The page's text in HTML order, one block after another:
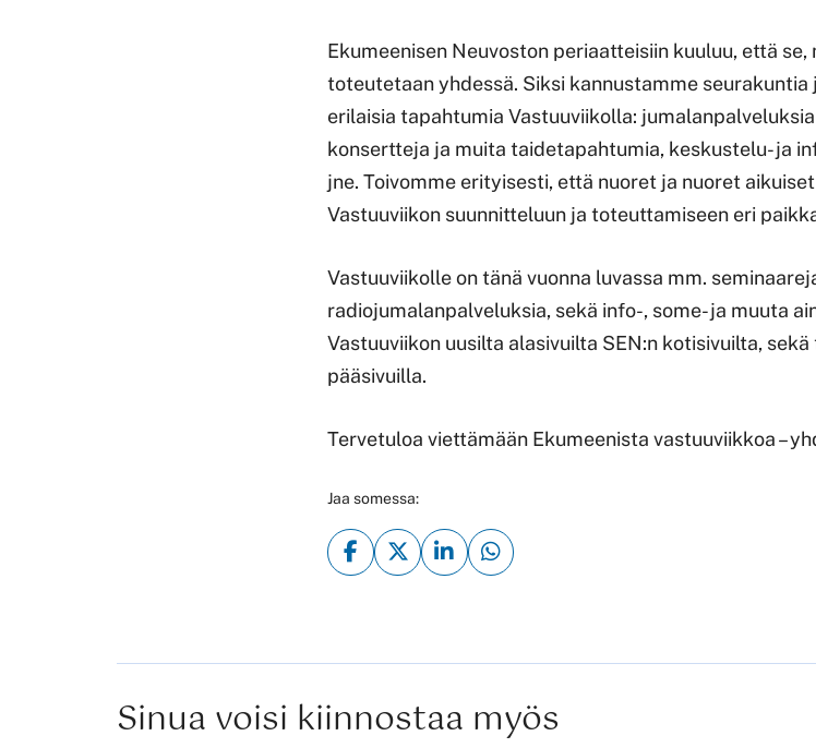
Ekumeenisen Neuvoston periaatteisiin kuuluu, että
toteutetaan yhdessä. Siksi kannustamme
erilaisia tapahtumia Vastuuviikolla:
konsertteja ja muita taidetapahtumia, keskustelu- ja
jne. Toivomme erityisesti, että nuoret ja nuoret
Vastuuviikon suunnitteluun ja toteuttamiseen eri
Vastuuviikolle on tänä vuonna luvassa mm.
radiojumalanpalveluksia, sekä info-, some- ja muuta
Vastuuviikon uusilta alasivuilta SEN:n kotisivuilta,
pääsivuilla.
Tervetuloa viettämään Ekumeenista vastuuviikkoa –
Jaa somessa:
Sinua voisi kiinnostaa myös